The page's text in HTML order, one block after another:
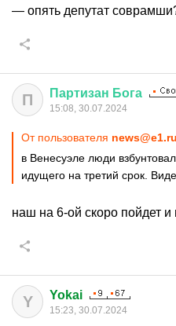
— опять депутат
П Партизан Бога
15:08, 30.07.2024
От пользователя news@e1.ru
в Венесуэле люди
идущего на третий срок.
наш на 6-ой скоро пойдет и
Y Yokai
15:23, 30.07.2024